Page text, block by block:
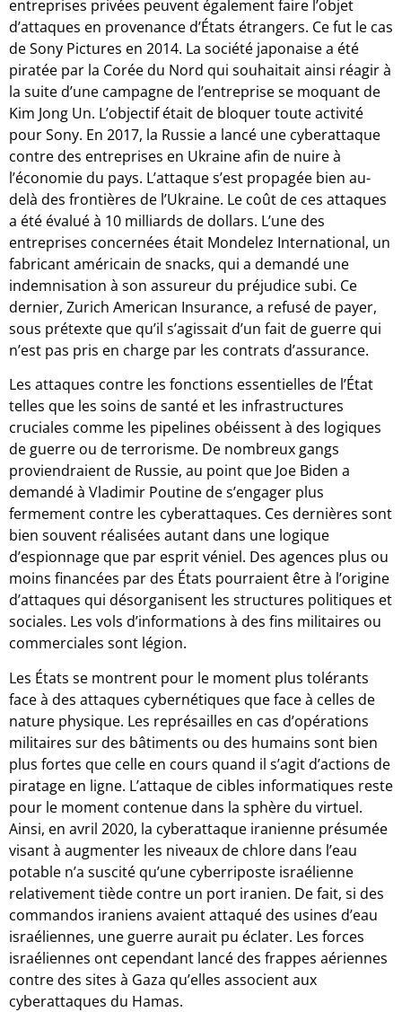
entreprises privées peuvent également faire l’objet
d’attaques en provenance d’États étrangers. Ce fut le cas
de Sony Pictures en 2014. La société japonaise a été
piratée par la Corée du Nord qui souhaitait ainsi réagir à
la suite d’une campagne de l’entreprise se moquant de
Kim Jong Un. L’objectif était de bloquer toute activité
pour Sony. En 2017, la Russie a lancé une cyberattaque
contre des entreprises en Ukraine afin de nuire à
l’économie du pays. L’attaque s’est propagée bien au-
delà des frontières de l’Ukraine. Le coût de ces attaques
a été évalué à 10 milliards de dollars. L’une des
entreprises concernées était Mondelez International, un
fabricant américain de snacks, qui a demandé une
indemnisation à son assureur du préjudice subi. Ce
dernier, Zurich American Insurance, a refusé de payer,
sous prétexte que qu’il s’agissait d’un fait de guerre qui
n’est pas pris en charge par les contrats d’assurance.
Les attaques contre les fonctions essentielles de l’État
telles que les soins de santé et les infrastructures
cruciales comme les pipelines obéissent à des logiques
de guerre ou de terrorisme. De nombreux gangs
proviendraient de Russie, au point que Joe Biden a
demandé à Vladimir Poutine de s’engager plus
fermement contre les cyberattaques. Ces dernières sont
bien souvent réalisées autant dans une logique
d’espionnage que par esprit véniel. Des agences plus ou
moins financées par des États pourraient être à l’origine
d’attaques qui désorganisent les structures politiques et
sociales. Les vols d’informations à des fins militaires ou
commerciales sont légion.
Les États se montrent pour le moment plus tolérants
face à des attaques cybernétiques que face à celles de
nature physique. Les représailles en cas d’opérations
militaires sur des bâtiments ou des humains sont bien
plus fortes que celle en cours quand il s’agit d’actions de
piratage en ligne. L’attaque de cibles informatiques reste
pour le moment contenue dans la sphère du virtuel.
Ainsi, en avril 2020, la cyberattaque iranienne présumée
visant à augmenter les niveaux de chlore dans l’eau
potable n’a suscité qu’une cyberriposte israélienne
relativement tiède contre un port iranien. De fait, si des
commandos iraniens avaient attaqué des usines d’eau
israéliennes, une guerre aurait pu éclater. Les forces
israéliennes ont cependant lancé des frappes aériennes
contre des sites à Gaza qu’elles associent aux
cyberattaques du Hamas.